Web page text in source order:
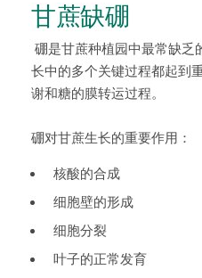
甘蔗缺硼
硼是甘蔗种植园中最常缺乏
长中的多个关键过程都起到
谢和糖的膜转运过程。
硼对甘蔗生长的重要作用：
核酸的合成
细胞壁的形成
细胞分裂
叶子的正常发育